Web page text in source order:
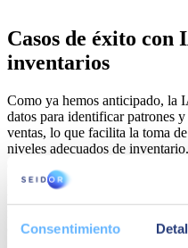
Consentimiento
Casos de éxito con
inventarios
Como ya hemos anticipado, la
datos para identificar patrones
ventas, lo que facilita la toma
niveles adecuados de
demanda del cliente sin
Además, la IA posibilita
operativa y reduce costes